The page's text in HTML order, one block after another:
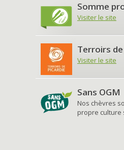
Somme
Visiter le site
Terroirs
Visiter le site
Sans OGM
Nos chèvres
propre culture